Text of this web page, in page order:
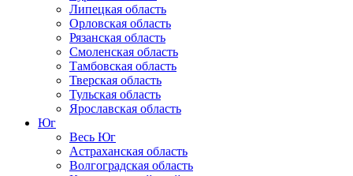
Липецкая область
Орловская область
Рязанская область
Смоленская область
Тамбовская область
Тверская область
Тульская область
Ярославская область
Юг
Весь Юг
Астраханская область
Волгоградская область